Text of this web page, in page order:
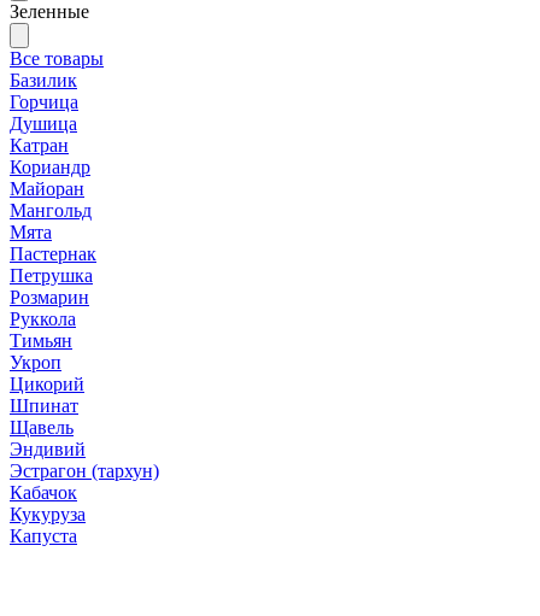
Зеленные
Все товары
Базилик
Горчица
Душица
Катран
Кориандр
Майоран
Мангольд
Мята
Пастернак
Петрушка
Розмарин
Руккола
Тимьян
Укроп
Цикорий
Шпинат
Щавель
Эндивий
Эстрагон (тархун)
Кабачок
Кукуруза
Капуста